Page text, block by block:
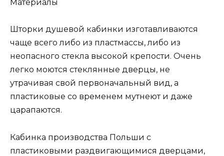
Материалы
Шторки душевой кабинки изготавливаются
чаще всего либо из пластмассы, либо из
неопасного стекла высокой крепости. Очень
легко моются стеклянные дверцы, не
утрачивая свой первоначальный вид, а
пластиковые со временем мутнеют и даже
царапаются.
Кабинка производства Польши с
пластиковыми раздвигающимися дверцами,